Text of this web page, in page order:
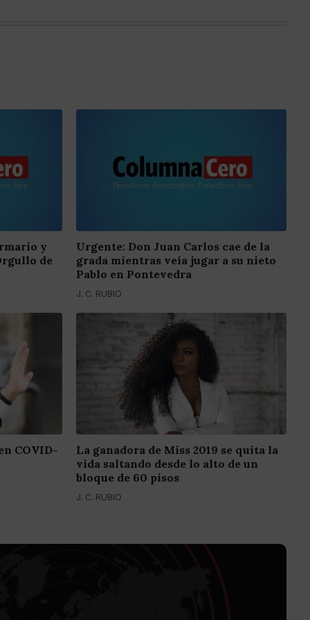
y
de
Urgente: Don Juan Carlos cae de la
grada mientras veía jugar a su nieto
Pablo en Pontevedra
J. C. RUBIO
COVID-
La ganadora de Miss 2019 se quita la
vida saltando desde lo alto de un
bloque de 60 pisos
J. C. RUBIO